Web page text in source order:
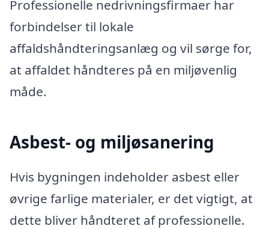
Professionelle nedrivningsfirmaer har
forbindelser til lokale
affaldshåndteringsanlæg og vil sørge for,
at affaldet håndteres på en miljøvenlig
måde.
Asbest- og miljøsanering
Hvis bygningen indeholder asbest eller
øvrige farlige materialer, er det vigtigt, at
dette bliver håndteret af professionelle.